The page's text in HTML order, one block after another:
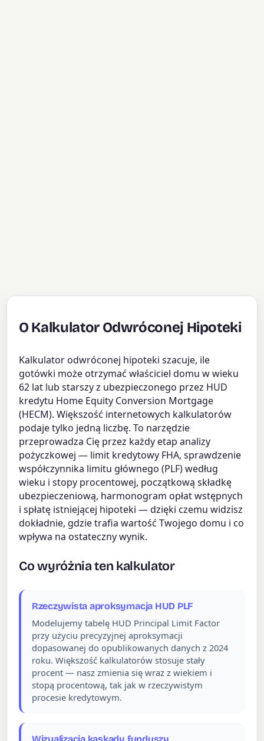
O Kalkulator Odwróconej Hipoteki
Kalkulator odwróconej hipoteki szacuje, ile
gotówki może otrzymać właściciel domu w wieku
62 lat lub starszy z ubezpieczonego przez HUD
kredytu Home Equity Conversion Mortgage
(HECM). Większość internetowych kalkulatorów
podaje tylko jedną liczbę. To narzędzie
przeprowadza Cię przez każdy etap analizy
pożyczkowej — limit kredytowy FHA, sprawdzenie
współczynnika limitu głównego (PLF) według
wieku i stopy procentowej, początkową składkę
ubezpieczeniową, harmonogram opłat wstępnych
i spłatę istniejącej hipoteki — dzięki czemu widzisz
dokładnie, gdzie trafia wartość Twojego domu i co
wpływa na ostateczny wynik.
Co wyróżnia ten kalkulator
Rzeczywista aproksymacja HUD PLF
Modelujemy tabelę HUD Principal Limit Factor
przy użyciu precyzyjnej aproksymacji
dopasowanej do opublikowanych danych z 2024
roku. Większość kalkulatorów stosuje stały
procent — nasz zmienia się wraz z wiekiem i
stopą procentową, tak jak w rzeczywistym
procesie kredytowym.